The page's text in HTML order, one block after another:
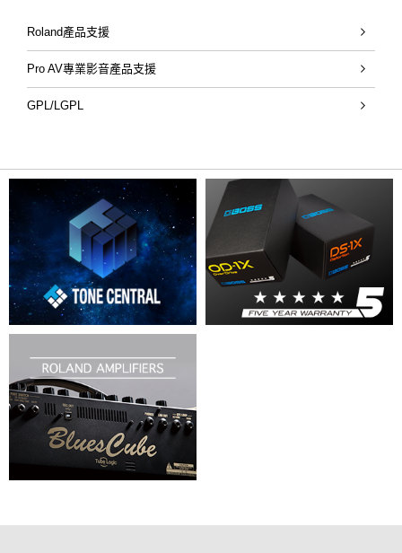
Roland產品支援
Pro AV專業影音產品支援
GPL/LGPL